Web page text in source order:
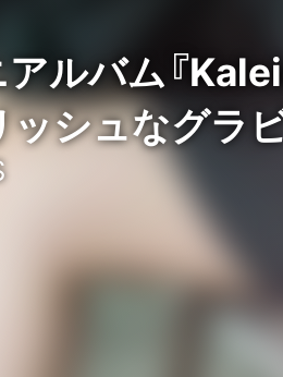
ルバム『
ッシュなグラ